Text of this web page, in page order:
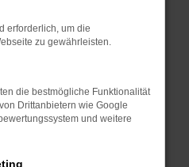
erforderlich, um die
zu gewährleisten.
die bestmögliche Funktionalität
Drittanbietern wie Google
und weitere